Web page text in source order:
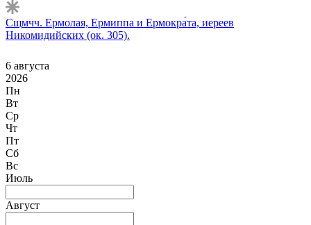
Сщмчч. Ермолая, Ермиппа и Ермокра́та, иереев
Никомидийских (ок. 305).
6 августа
2026
Пн
Вт
Ср
Чт
Пт
Сб
Вс
Июль
Август